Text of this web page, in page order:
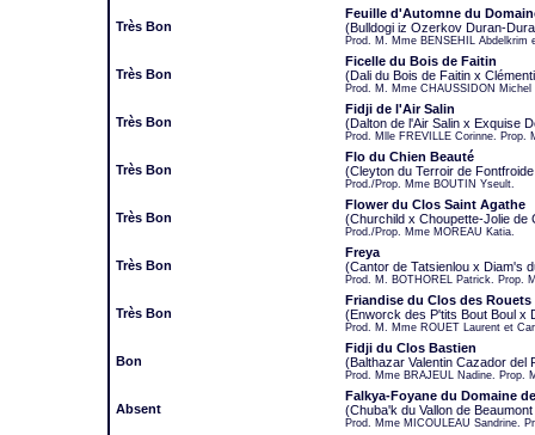
Très Bon
Feuille d'Automne du
(Bulldogi iz Ozerkov Duran-
Prod. M. Mme BENSEHIL
Très Bon
Ficelle du Bois de Faitin
(Dali du Bois de Faitin x
Prod. M. Mme CHAUSSIDON
Très Bon
Fidji de l'Air Salin
(Dalton de l'Air Salin x Exquise
Prod. Mlle FREVILLE Corinne. Prop.
Très Bon
Flo du Chien Beauté
(Cleyton du Terroir de
Prod./Prop. Mme BOUTIN Yseult.
Très Bon
Flower du Clos Saint Agathe
(Churchild x Choupette-Jolie de
Prod./Prop. Mme MOREAU Katia.
Très Bon
Freya
(Cantor de Tatsienlou x Diam's
Prod. M. BOTHOREL Patrick. Prop.
Très Bon
Friandise du Clos des Rouets
(Enworck des P'tits Bout Boul x
Prod. M. Mme ROUET Laurent et
Bon
Fidji du Clos Bastien
(Balthazar Valentin Cazador
Prod. Mme BRAJEUL Nadine. Prop.
Absent
Falkya-Foyane du Domaine
(Chuba'k du Vallon de
Prod. Mme MICOULEAU Sandrine.